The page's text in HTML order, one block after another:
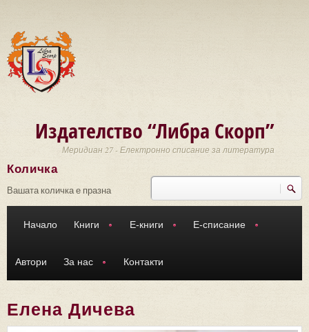
Издателство “Либра Скорп”
Меридиан 27 - Електронно списание за литература
Търси
Количка
Вашата количка е празна
Начало Книги Е-книги Е-списание
Автори За нас Контакти
Елена Дичева